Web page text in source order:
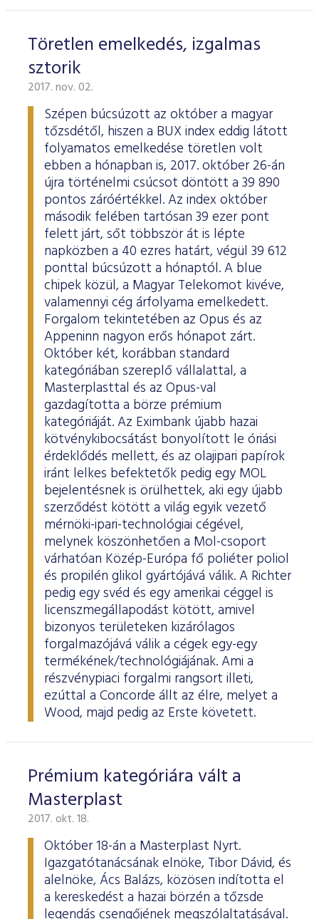
Töretlen emelkedés, izgalmas
sztorik
2017. nov. 02.
Szépen búcsúzott az október a magyar
tőzsdétől, hiszen a BUX index eddig látott
folyamatos emelkedése töretlen volt
ebben a hónapban is, 2017. október 26-án
újra történelmi csúcsot döntött a 39 890
pontos záróértékkel. Az index október
második felében tartósan 39 ezer pont
felett járt, sőt többször át is lépte
napközben a 40 ezres határt, végül 39 612
ponttal búcsúzott a hónaptól. A blue
chipek közül, a Magyar Telekomot kivéve,
valamennyi cég árfolyama emelkedett.
Forgalom tekintetében az Opus és az
Appeninn nagyon erős hónapot zárt.
Október két, korábban standard
kategóriában szereplő vállalattal, a
Masterplasttal és az Opus-val
gazdagította a börze prémium
kategóriáját. Az Eximbank újabb hazai
kötvénykibocsátást bonyolított le óriási
érdeklődés mellett, és az olajipari papírok
iránt lelkes befektetők pedig egy MOL
bejelentésnek is örülhettek, aki egy újabb
szerződést kötött a világ egyik vezető
mérnöki-ipari-technológiai cégével,
melynek köszönhetően a Mol-csoport
várhatóan Közép-Európa fő poliéter poliol
és propilén glikol gyártójává válik. A Richter
pedig egy svéd és egy amerikai céggel is
licenszmegállapodást kötött, amivel
bizonyos területeken kizárólagos
forgalmazójává válik a cégek egy-egy
termékének/technológiájának. Ami a
részvénypiaci forgalmi rangsort illeti,
ezúttal a Concorde állt az élre, melyet a
Wood, majd pedig az Erste követett.
Prémium kategóriára vált a
Masterplast
2017. okt. 18.
Október 18-án a Masterplast Nyrt.
Igazgatótanácsának elnöke, Tibor Dávid, és
alelnöke, Ács Balázs, közösen indította el
a kereskedést a hazai börzén a tőzsde
legendás csengőjének megszólaltatásával.